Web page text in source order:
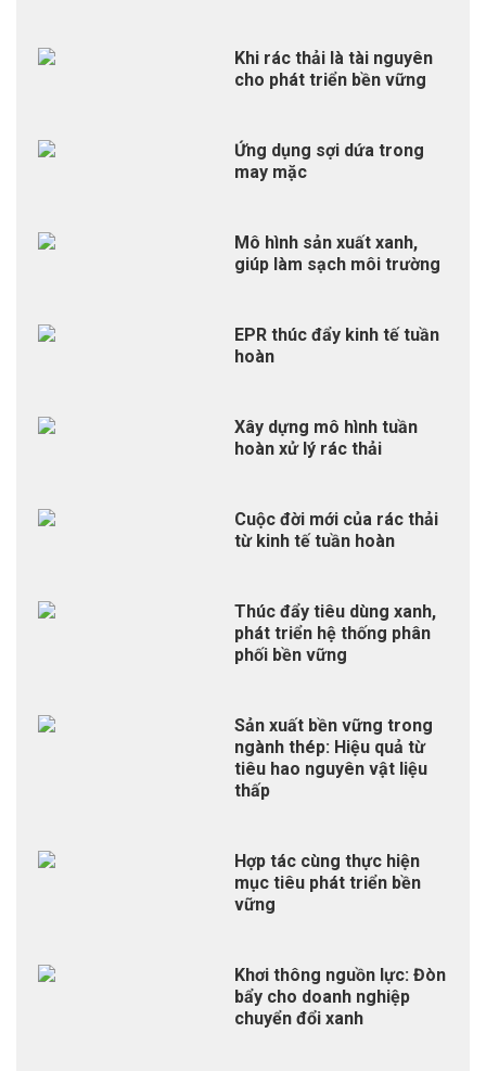
Khi rác thải là tài nguyên
cho phát triển bền vững
Ứng dụng sợi dứa trong
may mặc
Mô hình sản xuất xanh,
giúp làm sạch môi trường
EPR thúc đẩy kinh tế tuần
hoàn
Xây dựng mô hình tuần
hoàn xử lý rác thải
Cuộc đời mới của rác thải
từ kinh tế tuần hoàn
Thúc đẩy tiêu dùng xanh,
phát triển hệ thống phân
phối bền vững
Sản xuất bền vững trong
ngành thép: Hiệu quả từ
tiêu hao nguyên vật liệu
thấp
Hợp tác cùng thực hiện
mục tiêu phát triển bền
vững
Khơi thông nguồn lực: Đòn
bẩy cho doanh nghiệp
chuyển đổi xanh